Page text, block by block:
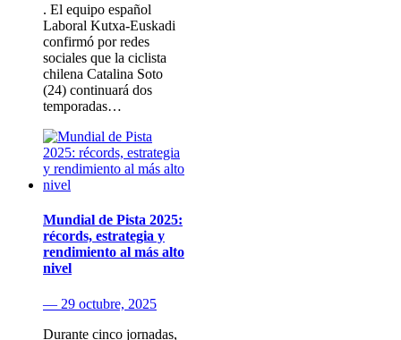
. El equipo español
Laboral Kutxa-Euskadi
confirmó por redes
sociales que la ciclista
chilena Catalina Soto
(24) continuará dos
temporadas…
Mundial de Pista 2025:
récords, estrategia y
rendimiento al más alto
nivel
— 29 octubre, 2025
Durante cinco jornadas,